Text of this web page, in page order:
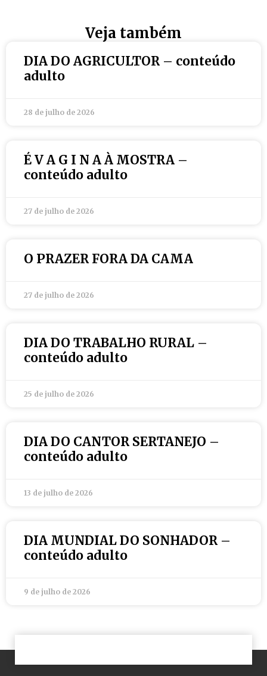
Veja também
DIA DO AGRICULTOR – conteúdo
adulto
28 de julho de 2026
É V A G I N A À MOSTRA –
conteúdo adulto
27 de julho de 2026
O PRAZER FORA DA CAMA
27 de julho de 2026
DIA DO TRABALHO RURAL –
conteúdo adulto
25 de julho de 2026
DIA DO CANTOR SERTANEJO –
conteúdo adulto
13 de julho de 2026
DIA MUNDIAL DO SONHADOR –
conteúdo adulto
9 de julho de 2026